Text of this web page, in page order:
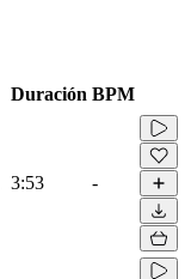
Duración BPM
3:53 -